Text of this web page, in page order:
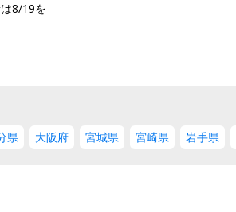
8/19を
県 大阪府 宮城県 宮崎県 岩手県